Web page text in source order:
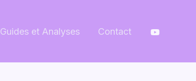
Guides et Analyses Contact